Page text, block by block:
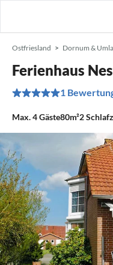
Ostfriesland Dornum &
Ferienhaus
1
Max.4Gäste80m²2